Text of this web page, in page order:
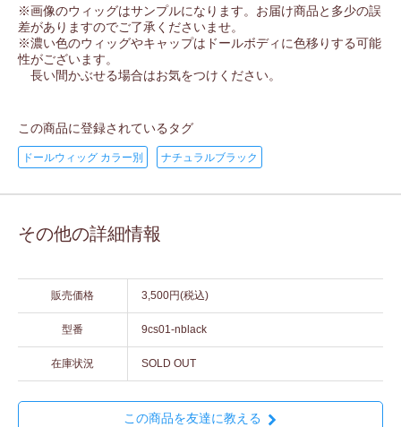
※画像のウィッグはサンプルになります。お届け商品と多少の誤
差がありますのでご了承くださいませ。
※濃い色のウィッグやキャップはドールボディに色移りする可能
性がございます。
長い間かぶせる場合はお気をつけください。
この商品に登録されているタグ
ドールウィッグ カラー別 ナチュラルブラック
その他の詳細情報
販売価格 3,500円(税込)
型番 9cs01-nblack
在庫状況 SOLD OUT
この商品を友達に教える